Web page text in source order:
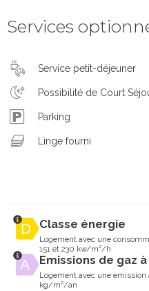
Services
Service petit-déjeuner
Possibilité de Court
Parking
Linge fourni
Classe énergie
Logement avec une
151 et 230 kw/m²/h
Emissions de gaz
Logement avec une emission
kg/m²/an